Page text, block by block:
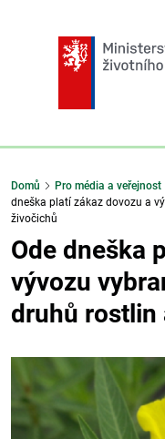
Domů Pro média a veřejnost
dneška platí zákaz dovozu a
živočichů
Ode dneška
vývozu
druhů rostlin